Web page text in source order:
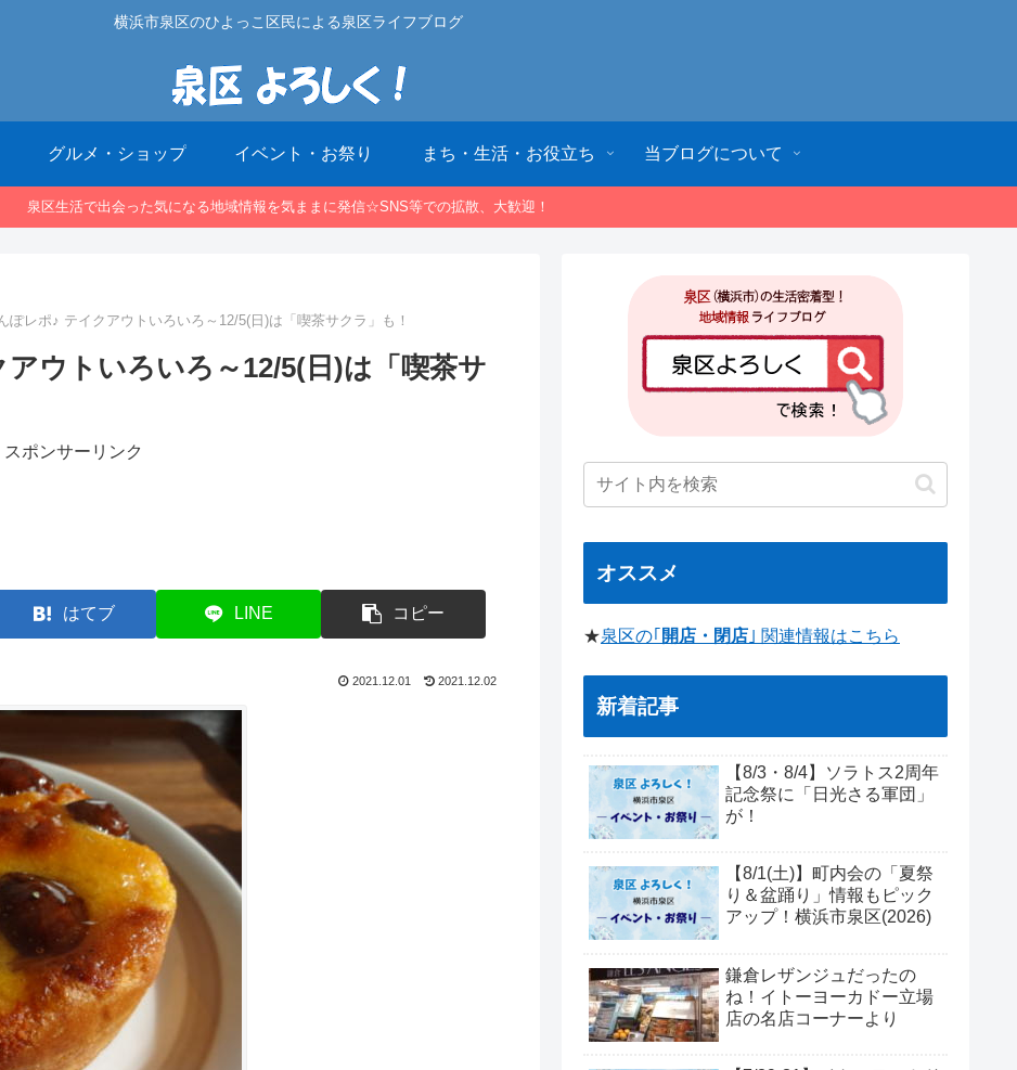
横浜市泉区のひよっこ区民による泉区ライフブログ
グルメ・ショップ イベント・お祭り まち・生活・お役立ち 当ブログについて
泉区生活で出会った気になる地域情報を気ままに発信☆SNS等での拡散、大歓迎！
ぽレポ♪ テイクアウトいろいろ～12/5(日)は「喫茶サクラ」も！
ウトいろいろ～12/5(日)は「喫茶サ
スポンサーリンク
はてブ LINE コピー
2021.12.01 2021.12.02
オススメ
★泉区の｢ 開店・閉店 ｣ 関連情報はこちら
新着記事
【8/3・8/4】ソラトス2周年
記念祭に「日光さる軍団」
が！
【8/1(土)】町内会の「夏祭
り＆盆踊り」情報もピック
アップ！横浜市泉区(2026)
鎌倉レザンジュだったの
ね！イトーヨーカドー立場
店の名店コーナーより